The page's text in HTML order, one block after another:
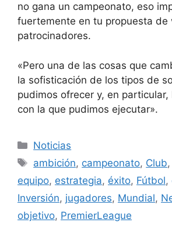
no gana un campeonato, eso
fuertemente en tu propuesta de
patrocinadores.
«Pero una de las cosas que
la sofisticación de los tipos de
pudimos ofrecer y, en particular,
con la que pudimos ejecutar».
Categorías
Noticias
Etiquetas
ambición, campeonato, Club,
equipo, estrategia, éxito, Fútbol,
Inversión, jugadores, Mundial,
objetivo, PremierLeague